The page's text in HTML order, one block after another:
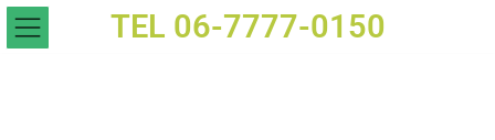
TEL 06-7777-0150